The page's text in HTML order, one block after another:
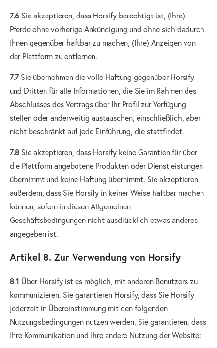
7.6 Sie akzeptieren, dass Horsify berechtigt ist, (Ihre)
Pferde ohne vorherige Ankündigung und ohne sich dadurch
Ihnen gegenüber haftbar zu machen, (Ihre) Anzeigen von
der Plattform zu entfernen.
7.7Sie übernehmen die volle Haftung gegenüber Horsify
und Dritten für alle Informationen, die Sie im Rahmen des
Abschlusses des Vertrags über Ihr Profil zur Verfügung
stellen oder anderweitig austauschen, einschließlich, aber
nicht beschränkt auf jede Einführung, die stattfindet.
7.8 Sie akzeptieren, dass Horsify keine Garantien für über
die Plattform angebotene Produkten oder Dienstleistungen
übernimmt und keine Haftung übernimmt. Sie akzeptieren
außerdem, dass Sie Horsify in keiner Weise haftbar machen
können, sofern in diesen Allgemeinen
Geschäftsbedingungen nicht ausdrücklich etwas anderes
angegeben ist.
Artikel 8. Zur Verwendung von Horsify
8.1 Über Horsify ist es möglich, mit anderen Benutzers zu
kommunizieren. Sie garantieren Horsify, dass Sie Horsify
jederzeit in Übereinstimmung mit den folgenden
Nutzungsbedingungen nutzen werden. Sie garantieren, dass
Ihre Kommunikation und Ihre andere Nutzung der Website: